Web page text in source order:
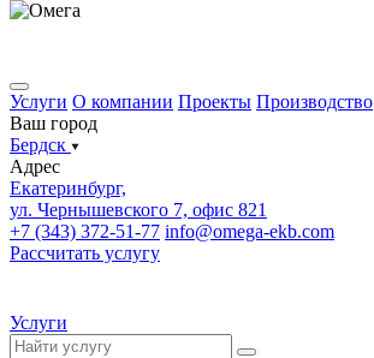
Услуги О компании Проекты Производство
Ваш город
Бердск
Адрес
Екатеринбург,
ул. Чернышевского 7, офис 821
+7 (343) 372-51-77 info@omega-ekb.com
Рассчитать услугу
Услуги